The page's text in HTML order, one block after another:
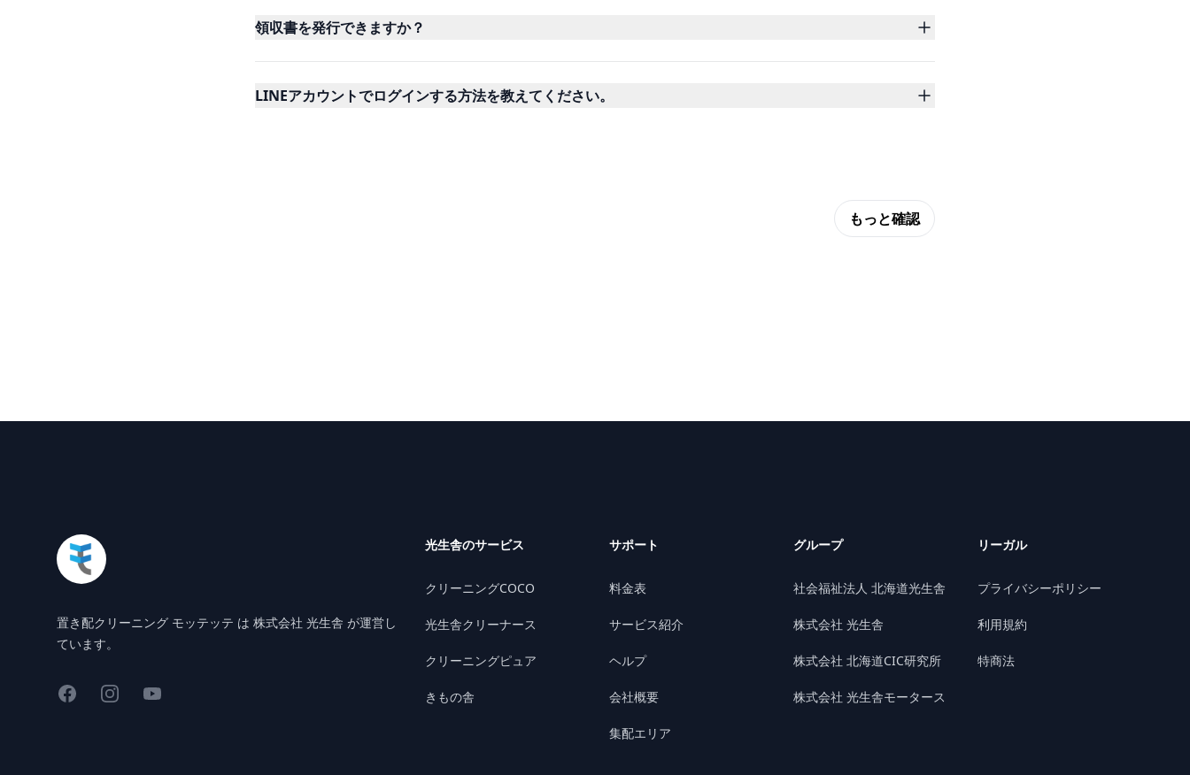
領収書を発行できますか？
LINEアカウントでログインする方法を教えてください。
もっと確認
置き配クリーニング モッテッテ は 株式会社 光生舎 が運営し
ています。
FacebookInstagramYouTube
光生舎のサービス
クリーニングCOCO
光生舎クリーナース
クリーニングピュア
きもの舎
サポート
料金表
サービス紹介
ヘルプ
会社概要
集配エリア
グループ
社会福祉法人 北海道光生舎
株式会社 光生舎
株式会社 北海道CIC研究所
株式会社 光生舎モータース
リーガル
プライバシーポリシー
利用規約
特商法